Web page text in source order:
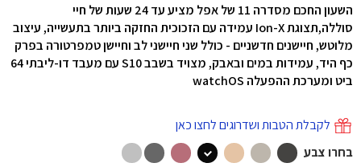
השעון החכם מסדרה 11 של אפל מציע עד 24 שעות של חיי
סוללה,תצוגת Ion-X עמידה עם הזכוכית החזקה ביותר בתעשייה, עיצוב
מלוטש, חיישנים חדשניים - כולל שני חיישני לב וחיישן טמפרטורה בפרק
כף היד, עמידות במים ובאבק, מצויד בשבב S10 עם מעבד דו-ליבתי 64
ביט ומערכת ההפעלה watchOS
לקבלת הטבות ושדרוגים לחצו כאן
בחרו צבע